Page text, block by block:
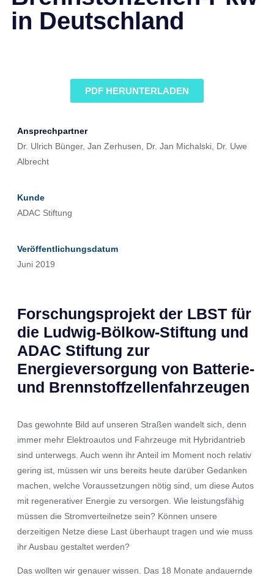
in Deutschland
PDF HERUNTERLADEN
Ansprechpartner
Dr. Ulrich Bünger, Jan Zerhusen, Dr. Jan Michalski, Dr. Uwe
Albrecht
Kunde
ADAC Stiftung
Veröffentlichungsdatum
Juni 2019
Forschungsprojekt der LBST für
die Ludwig-Bölkow-Stiftung und
ADAC Stiftung zur
Energieversorgung von Batterie-
und Brennstoffzellenfahrzeugen
Das gewohnte Bild auf unseren Straßen wandelt sich, denn
immer mehr Elektroautos und Fahrzeuge mit Hybridantrieb
sind unterwegs. Auch wenn ihr Anteil im Moment noch relativ
gering ist, müssen wir uns bereits heute darüber Gedanken
machen, welche Voraussetzungen nötig sind, um diese Autos
mit regenerativer Energie zu versorgen. Wie leistungsfähig
müssen die Stromverteilnetze sein? Können unsere
derzeitigen Netze diese Last überhaupt tragen und wie muss
ihr Ausbau gestaltet werden?
Das wollten wir genauer wissen. Das 18 Monate andauernde